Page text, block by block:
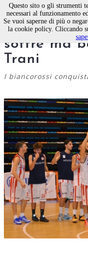
La
soffre ma
Trani
I biancorossi
Questo sito o gli strumenti
necessari al funzionamento
Se vuoi saperne di più o
la cookie policy. Cliccando